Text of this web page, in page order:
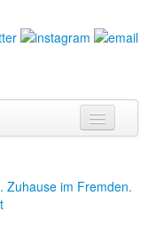
Zuhause im Fremden.